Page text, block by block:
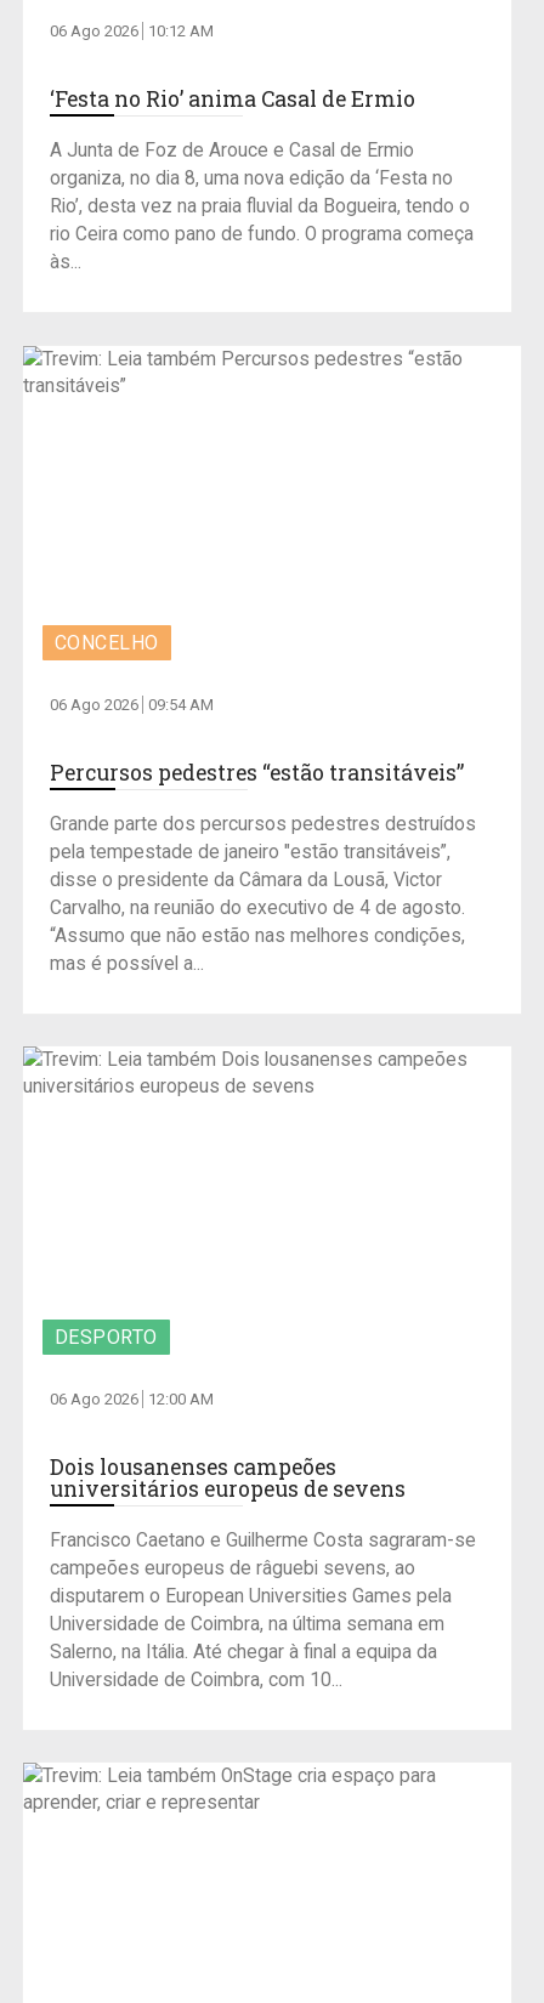
06 Ago 2026 10:12 AM
‘Festa no Rio’ anima Casal de Ermio
A Junta de Foz de Arouce e Casal de Ermio
organiza, no dia 8, uma nova edição da ‘Festa no
Rio’, desta vez na praia fluvial da Bogueira, tendo o
rio Ceira como pano de fundo. O programa começa
às...
CONCELHO
06 Ago 2026 09:54 AM
Percursos pedestres “estão transitáveis”
Grande parte dos percursos pedestres destruídos
pela tempestade de janeiro "estão transitáveis”,
disse o presidente da Câmara da Lousã, Victor
Carvalho, na reunião do executivo de 4 de agosto.
“Assumo que não estão nas melhores condições,
mas é possível a...
DESPORTO
06 Ago 2026 12:00 AM
Dois lousanenses campeões
universitários europeus de sevens
Francisco Caetano e Guilherme Costa sagraram-se
campeões europeus de râguebi sevens, ao
disputarem o European Universities Games pela
Universidade de Coimbra, na última semana em
Salerno, na Itália. Até chegar à final a equipa da
Universidade de Coimbra, com 10...